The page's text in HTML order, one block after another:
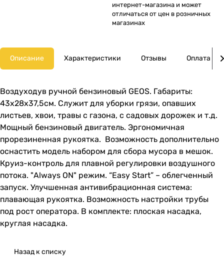
интернет-магазина и может
отличаться от цен в розничных
магазинах
Описание Характеристики Отзывы Оплата
Воздуходув ручной бензиновый GEOS. Габариты:
43х28х37,5см. Служит для уборки грязи, опавших
листьев, хвои, травы с газона, с садовых дорожек и т.д.
Мощный бензиновый двигатель. Эргономичная
прорезиненная рукоятка. Возможность дополнительно
оснастить модель набором для сбора мусора в мешок.
Круиз-контроль для плавной регулировки воздушного
потока. "Always ON" режим. “Easy Start” – облегченный
запуск. Улучшенная антивибрационная система:
плавающая рукоятка. Возможность настройки трубы
под рост оператора. В комплекте: плоская насадка,
круглая насадка.
Назад к списку